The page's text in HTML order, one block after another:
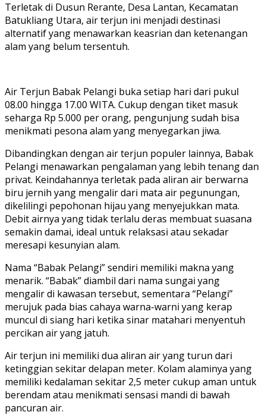
Terletak di Dusun Rerante, Desa Lantan, Kecamatan
Batukliang Utara, air terjun ini menjadi destinasi
alternatif yang menawarkan keasrian dan ketenangan
alam yang belum tersentuh.
Air Terjun Babak Pelangi buka setiap hari dari pukul
08.00 hingga 17.00 WITA. Cukup dengan tiket masuk
seharga Rp 5.000 per orang, pengunjung sudah bisa
menikmati pesona alam yang menyegarkan jiwa.
Dibandingkan dengan air terjun populer lainnya, Babak
Pelangi menawarkan pengalaman yang lebih tenang dan
privat. Keindahannya terletak pada aliran air berwarna
biru jernih yang mengalir dari mata air pegunungan,
dikelilingi pepohonan hijau yang menyejukkan mata.
Debit airnya yang tidak terlalu deras membuat suasana
semakin damai, ideal untuk relaksasi atau sekadar
meresapi kesunyian alam.
Nama “Babak Pelangi” sendiri memiliki makna yang
menarik. “Babak” diambil dari nama sungai yang
mengalir di kawasan tersebut, sementara “Pelangi”
merujuk pada bias cahaya warna-warni yang kerap
muncul di siang hari ketika sinar matahari menyentuh
percikan air yang jatuh.
Air terjun ini memiliki dua aliran air yang turun dari
ketinggian sekitar delapan meter. Kolam alaminya yang
memiliki kedalaman sekitar 2,5 meter cukup aman untuk
berendam atau menikmati sensasi mandi di bawah
pancuran air.